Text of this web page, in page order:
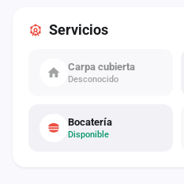
Servicios
Carpa cubierta
Desconocido
Bocatería
Disponible